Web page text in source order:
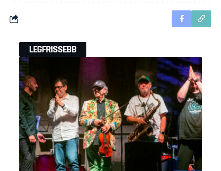
LEGFRISSEBB